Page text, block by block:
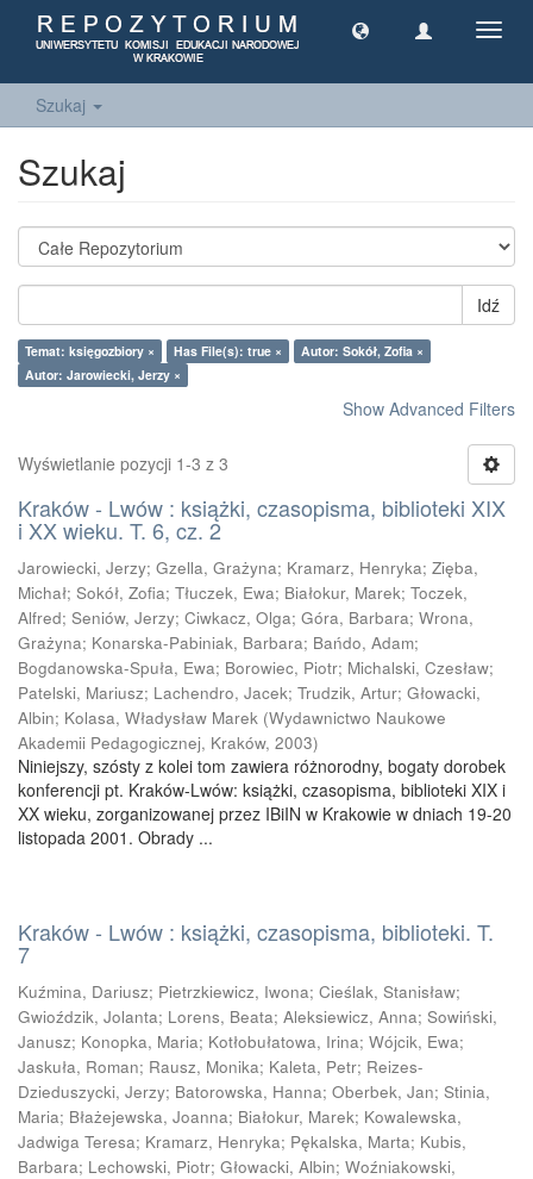
Szukaj
Szukaj
Idź
Temat: księgozbiory × Has File(s): true ×
Autor: Sokół, Zofia ×
Autor: Jarowiecki, Jerzy ×
Show Advanced Filters
Wyświetlanie pozycji 1-3 z 3
Kraków - Lwów : książki, czasopisma, biblioteki XIX
i XX wieku. T. 6, cz. 2
Jarowiecki, Jerzy; Gzella, Grażyna; Kramarz, Henryka; Zięba,
Michał; Sokół, Zofia; Tłuczek, Ewa; Białokur, Marek; Toczek,
Alfred; Seniów, Jerzy; Ciwkacz, Olga; Góra, Barbara; Wrona,
Grażyna; Konarska-Pabiniak, Barbara; Bańdo, Adam;
Bogdanowska-Spuła, Ewa; Borowiec, Piotr; Michalski, Czesław;
Patelski, Mariusz; Lachendro, Jacek; Trudzik, Artur; Głowacki,
Albin; Kolasa, Władysław Marek (Wydawnictwo Naukowe
Akademii Pedagogicznej, Kraków, 2003)
Niniejszy, szósty z kolei tom zawiera różnorodny, bogaty dorobek
konferencji pt. Kraków-Lwów: książki, czasopisma, biblioteki XIX i
XX wieku, zorganizowanej przez IBiIN w Krakowie w dniach 19-20
listopada 2001. Obrady ...
Kraków - Lwów : książki, czasopisma, biblioteki. T.
7
Kuźmina, Dariusz; Pietrzkiewicz, Iwona; Cieślak, Stanisław;
Gwioździk, Jolanta; Lorens, Beata; Aleksiewicz, Anna; Sowiński,
Janusz; Konopka, Maria; Kotłobułatowa, Irina; Wójcik, Ewa;
Jaskuła, Roman; Rausz, Monika; Kaleta, Petr; Reizes-
Dzieduszycki, Jerzy; Batorowska, Hanna; Oberbek, Jan; Stinia,
Maria; Błażejewska, Joanna; Białokur, Marek; Kowalewska,
Jadwiga Teresa; Kramarz, Henryka; Pękalska, Marta; Kubis,
Barbara; Lechowski, Piotr; Głowacki, Albin; Woźniakowski,